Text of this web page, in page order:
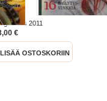
2011
€
LISÄÄ OSTOSKORIIN